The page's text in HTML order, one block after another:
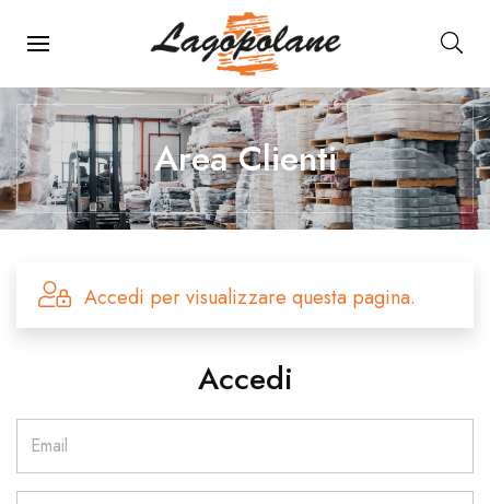
Menu Principale
Area Clienti
Accedi per visualizzare questa pagina.
Accedi
Email